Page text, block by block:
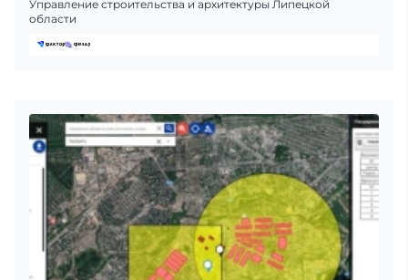
Управление строительства и архитектуры Липецкой
области